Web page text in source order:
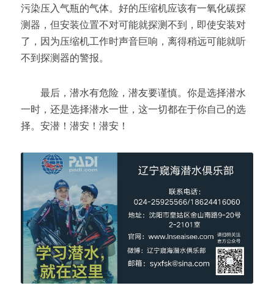
污染压入气瓶的气体。好的压缩机应该有一氧化碳探
测器，但安装位置不对可能就探测不到，即使安装对
了，因为压缩机工作时声音巨响，离得稍远可能就听
不到探测器的警报。
最后，潜水有危险，潜友要谨慎。你是选择潜水
一时，还是选择潜水一世，这一切都在于你自己的选
择。安潜！ 潜安！潜安！